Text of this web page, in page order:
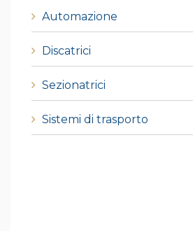
Automazione
Discatrici
Sezionatrici
Sistemi di trasporto